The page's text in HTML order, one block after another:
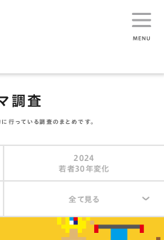
調査
行っている調査のまとめです。
2024
若者30年変化
全て見る